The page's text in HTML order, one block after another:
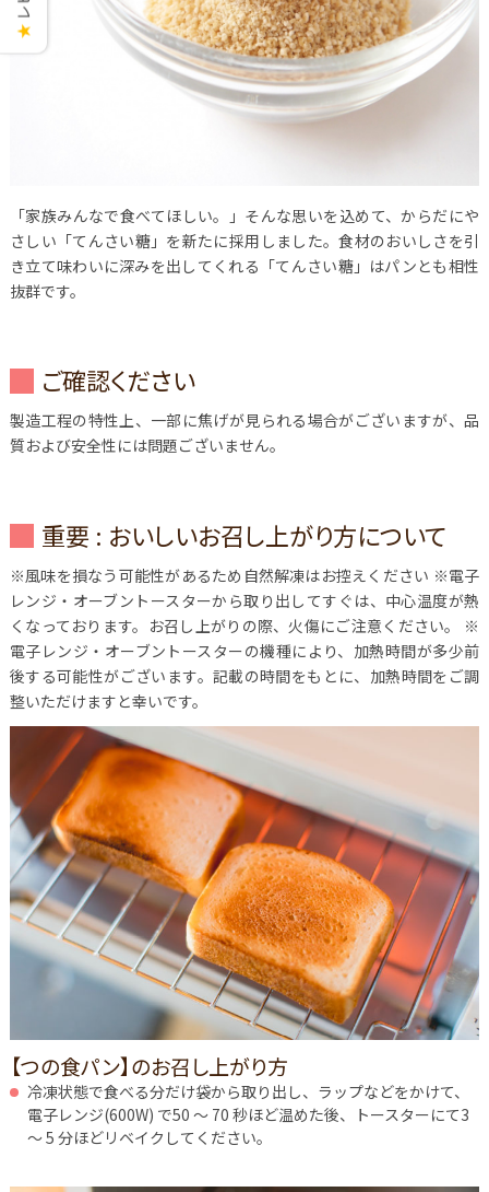
「家族みんなで食べてほしい。」そんな思いを込めて、からだにや
さしい「てんさい糖」を新たに採用しました。食材のおいしさを引
き立て味わいに深みを出してくれる「てんさい糖」はパンとも相性
抜群です。
ご確認ください
製造工程の特性上、一部に焦げが見られる場合がございますが、品
質および安全性には問題ございません。
重要 : おいしいお召し上がり方について
※風味を損なう可能性があるため自然解凍はお控えください ※電子
レンジ・オーブントースターから取り出してすぐは、中心温度が熱
くなっております。お召し上がりの際、火傷にご注意ください。
※
電子レンジ・オーブントースターの機種により、加熱時間が多少前
後する可能性がございます。記載の時間をもとに、加熱時間をご調
整いただけますと幸いです。
【つの食パン】のお召し上がり方
冷凍状態で食べる分だけ袋から取り出し、ラップなどをかけて、
電子レンジ(600W) で50 ～ 70 秒ほど温めた後、トースターにて3
～ 5 分ほどリベイクしてください。
★